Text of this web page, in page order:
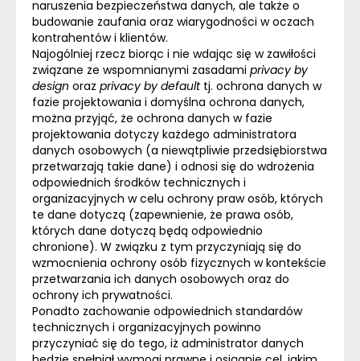
naruszenia bezpieczeństwa danych, ale także o
budowanie zaufania oraz wiarygodności w oczach
kontrahentów i klientów.
Najogólniej rzecz biorąc i nie wdając się w zawiłości
związane ze wspomnianymi zasadami privacy by
design oraz privacy by defaulttj. ochrona danych w
fazie projektowania i domyślna ochrona danych,
można przyjąć, że ochrona danych w fazie
projektowania dotyczy każdego administratora
danych osobowych (a niewątpliwie przedsiębiorstwa
przetwarzają takie dane) i odnosi się do wdrożenia
odpowiednich środków technicznych i
organizacyjnych w celu ochrony praw osób, których
te dane dotyczą (zapewnienie, że prawa osób,
których dane dotyczą będą odpowiednio
chronione). W związku z tym przyczyniają się do
wzmocnienia ochrony osób fizycznych w kontekście
przetwarzania ich danych osobowych oraz do
ochrony ich prywatności.
Ponadto zachowanie odpowiednich standardów
technicznych i organizacyjnych powinno
przyczyniać się do tego, iż administrator danych